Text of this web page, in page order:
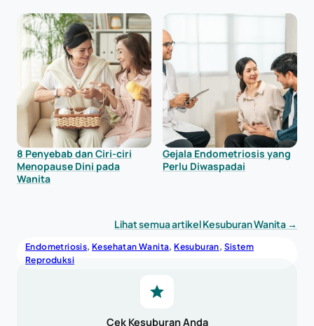
8 Penyebab dan Ciri-ciri
Menopause Dini pada
Wanita
Gejala Endometriosis yang
Perlu Diwaspadai
Lihat semua artikel Kesuburan Wanita →
Endometriosis, Kesehatan Wanita, Kesuburan, Sistem
Reproduksi
Cek Kesuburan Anda